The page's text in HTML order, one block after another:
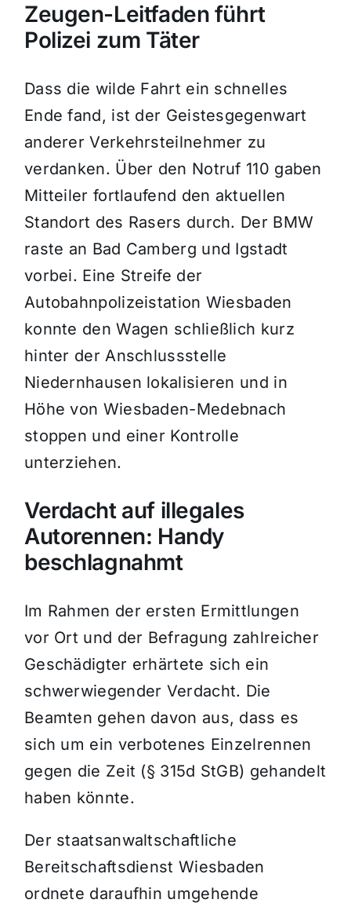
Zeugen-Leitfaden führt
Polizei zum Täter
Dass die wilde Fahrt ein schnelles
Ende fand, ist der Geistesgegenwart
anderer Verkehrsteilnehmer zu
verdanken. Über den Notruf 110 gaben
Mitteiler fortlaufend den aktuellen
Standort des Rasers durch. Der BMW
raste an Bad Camberg und Igstadt
vorbei. Eine Streife der
Autobahnpolizeistation Wiesbaden
konnte den Wagen schließlich kurz
hinter der Anschlussstelle
Niedernhausen lokalisieren und in
Höhe von Wiesbaden-Medebnach
stoppen und einer Kontrolle
unterziehen.
Verdacht auf illegales
Autorennen: Handy
beschlagnahmt
Im Rahmen der ersten Ermittlungen
vor Ort und der Befragung zahlreicher
Geschädigter erhärtete sich ein
schwerwiegender Verdacht. Die
Beamten gehen davon aus, dass es
sich um ein verbotenes Einzelrennen
gegen die Zeit (§ 315d StGB) gehandelt
haben könnte.
Der staatsanwaltschaftliche
Bereitschaftsdienst Wiesbaden
ordnete daraufhin umgehende